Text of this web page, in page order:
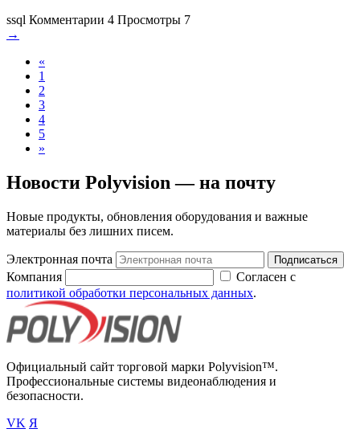
ssql Комментарии 4 Просмотры 7
→
«
1
2
3
4
5
»
Новости Polyvision — на почту
Новые продукты, обновления оборудования и важные
материалы без лишних писем.
Электронная почта Подписаться
Компания
Согласен с
политикой обработки персональных данных.
Официальный сайт торговой марки Polyvision™.
Профессиональные системы видеонаблюдения и
безопасности.
VK Я